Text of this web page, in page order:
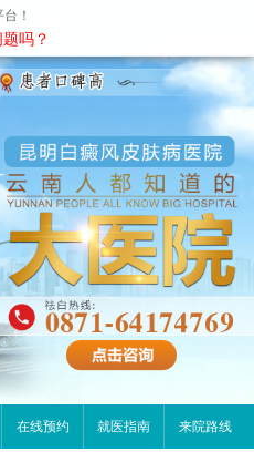
风医院
在线预约 就医指南 来院路线
！
吗？